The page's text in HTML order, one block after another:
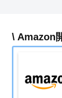
\ Amazon